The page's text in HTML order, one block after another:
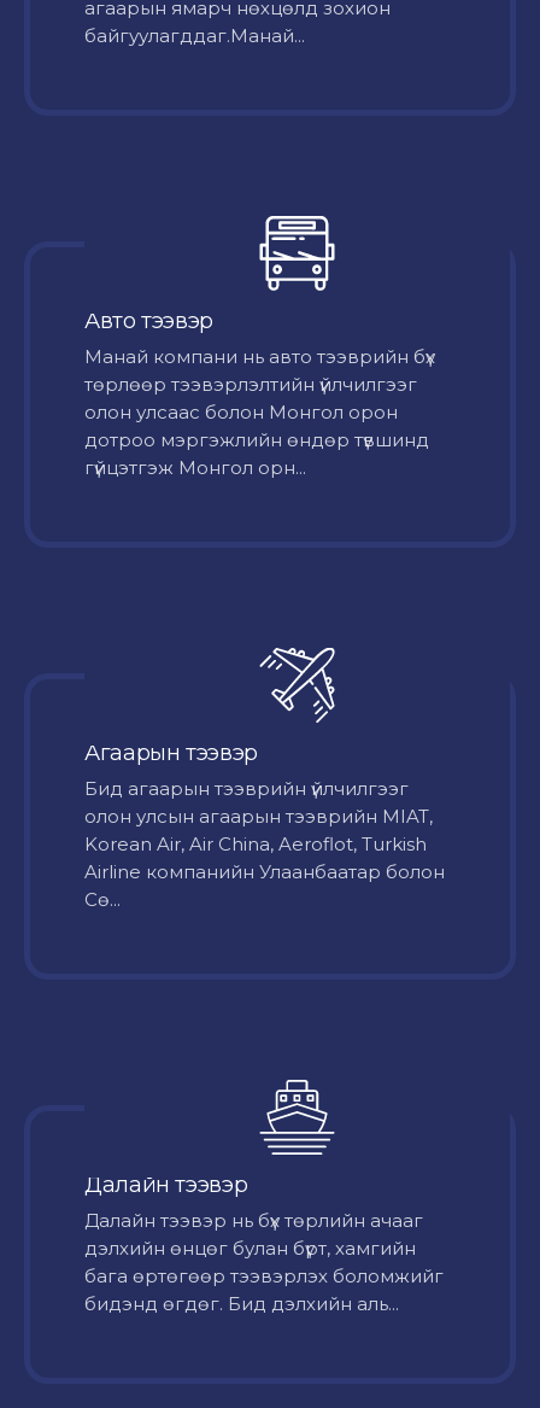
агаарын ямарч нөхцөлд зохион
байгуулагддаг.Манай...
Авто тээвэр
Mанай компани нь авто тээврийн бүх
төрлөөр тээвэрлэлтийн үйлчилгээг
олон улсаас болон Монгол орон
дотроо мэргэжлийн өндөр түвшинд
гүйцэтгэж Монгол орн...
Агаарын тээвэр
Бид агаарын тээврийн үйлчилгээг
олон улсын агаарын тээврийн MIAT,
Korean Air, Air China, Aeroflot, Turkish
Airline компанийн Улаанбаатар болон
Сө...
Далайн тээвэр
Далайн тээвэр нь бүх төрлийн ачааг
дэлхийн өнцөг булан бүрт, хамгийн
бага өртөгөөр тээвэрлэх боломжийг
бидэнд өгдөг. Бид дэлхийн аль...